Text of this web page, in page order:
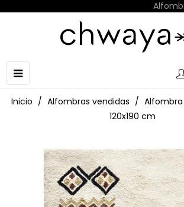
Navegación
de
palanca
☰
Inicio Alfombras vendidas
120x190 cm